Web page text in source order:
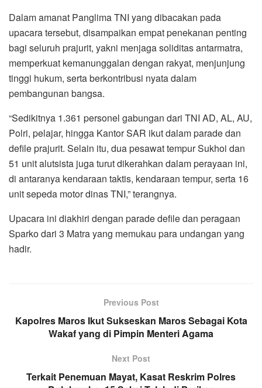
Dalam amanat Panglima TNI yang dibacakan pada
upacara tersebut, disampaikan empat penekanan penting
bagi seluruh prajurit, yakni menjaga soliditas antarmatra,
memperkuat kemanunggalan dengan rakyat, menjunjung
tinggi hukum, serta berkontribusi nyata dalam
pembangunan bangsa.
“Sedikitnya 1.361 personel gabungan dari TNI AD, AL, AU,
Polri, pelajar, hingga Kantor SAR ikut dalam parade dan
defile prajurit. Selain itu, dua pesawat tempur Sukhoi dan
51 unit alutsista juga turut dikerahkan dalam perayaan ini,
di antaranya kendaraan taktis, kendaraan tempur, serta 16
unit sepeda motor dinas TNI,” terangnya.
Upacara ini diakhiri dengan parade defile dan peragaan
Sparko dari 3 Matra yang memukau para undangan yang
hadir.
Previous Post
Kapolres Maros Ikut Sukseskan Maros Sebagai Kota
Wakaf yang di Pimpin Menteri Agama
Next Post
Terkait Penemuan Mayat, Kasat Reskrim Polres